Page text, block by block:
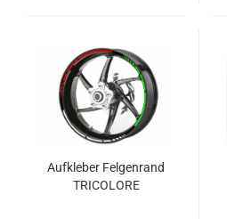
Aufkleber Felgenrand
TRICOLORE